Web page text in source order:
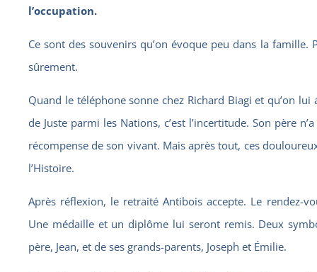
l’occupation.
Ce sont des souvenirs qu’on évoque peu dans la
sûrement.
Quand le téléphone sonne chez Richard Biagi et qu’on
de Juste parmi les Nations, c’est l’incertitude. Son père
récompense de son vivant. Mais après tout, ces
l’Histoire.
Après réflexion, le retraité Antibois accepte. Le rendez-
Une médaille et un diplôme lui seront remis. Deux
père, Jean, et de ses grands-parents, Joseph et Émilie.